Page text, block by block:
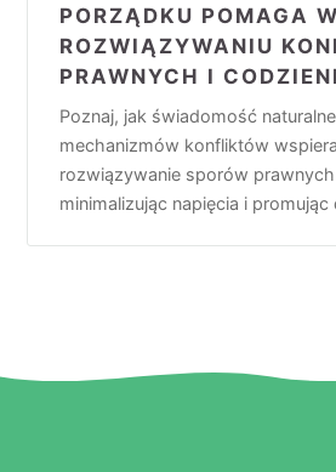
PORZĄDKU POMAGA W
ROZWIĄZYWANIU
PRAWNYCH I
Poznaj, jak świadomość
mechanizmów konfliktów
rozwiązywanie sporów
minimalizując napięcia i promując